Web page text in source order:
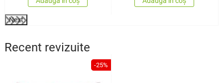
Next
Recent revizuite
-25%